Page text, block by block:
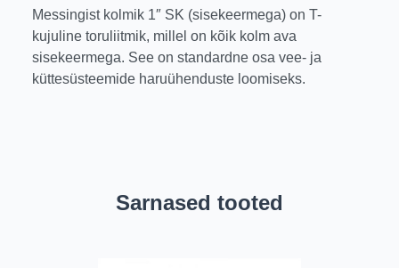
Messingist kolmik 1″ SK (sisekeermega) on T-
kujuline toruliitmik, millel on kõik kolm ava
sisekeermega. See on standardne osa vee- ja
küttesüsteemide haruühenduste loomiseks.
Sarnased tooted